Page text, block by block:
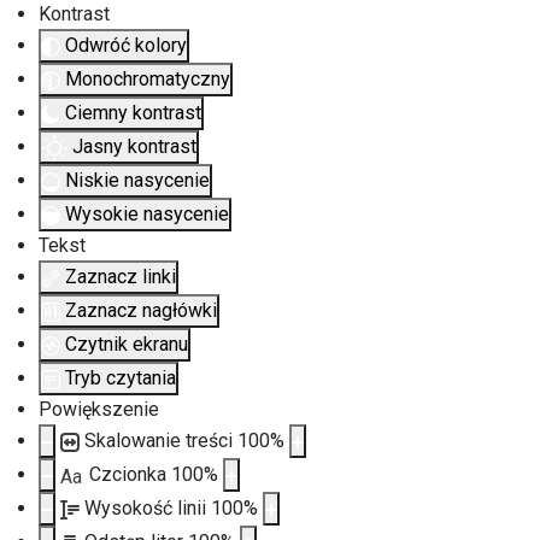
Kontrast
Odwróć kolory
Monochromatyczny
Ciemny kontrast
Jasny kontrast
Niskie nasycenie
Wysokie nasycenie
Tekst
Zaznacz linki
Zaznacz nagłówki
Czytnik ekranu
Tryb czytania
Powiększenie
Skalowanie treści 100%
Aa Czcionka 100%
Wysokość linii 100%